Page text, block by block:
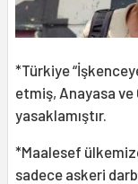
*Türkiye
etmiş, Anayasa ve
yasaklamıştır.
*Maalesef
sadece askeri